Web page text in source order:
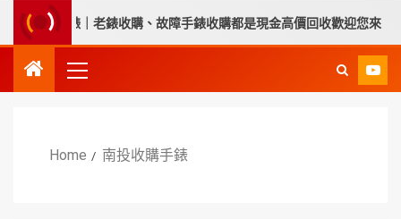
錶｜老錶收購、故障手錶收購都是現金高價回收歡迎您來
Home 南投收購手錶